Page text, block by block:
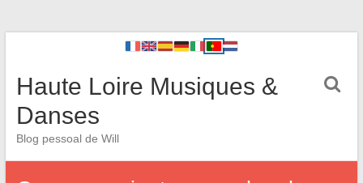
Haute Loire Musiques &
Danses
Blog pessoal de Will